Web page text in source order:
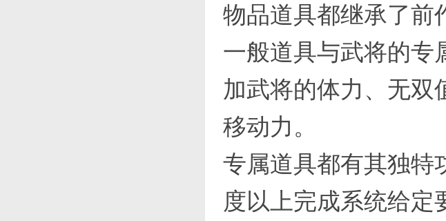
物品道具都继承了前
一般道具与武将的专
加武将的体力、无双
移动力。
专属道具都有其独特
度以上完成系统给定